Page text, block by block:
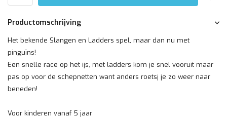
Productomschrijving
Het bekende Slangen en Ladders spel, maar dan nu met
pinguïns!
Een snelle race op het ijs, met ladders kom je snel vooruit maar
pas op voor de schepnetten want anders roetsj je zo weer naar
beneden!
Voor kinderen vanaf 5 jaar